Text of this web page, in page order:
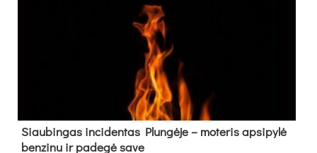
Siau­bin­gas in­ci­den­tas Plun­gė­je – mo­te­ris ap­si­py­lė
ben­zi­nu ir pa­de­gė sa­ve